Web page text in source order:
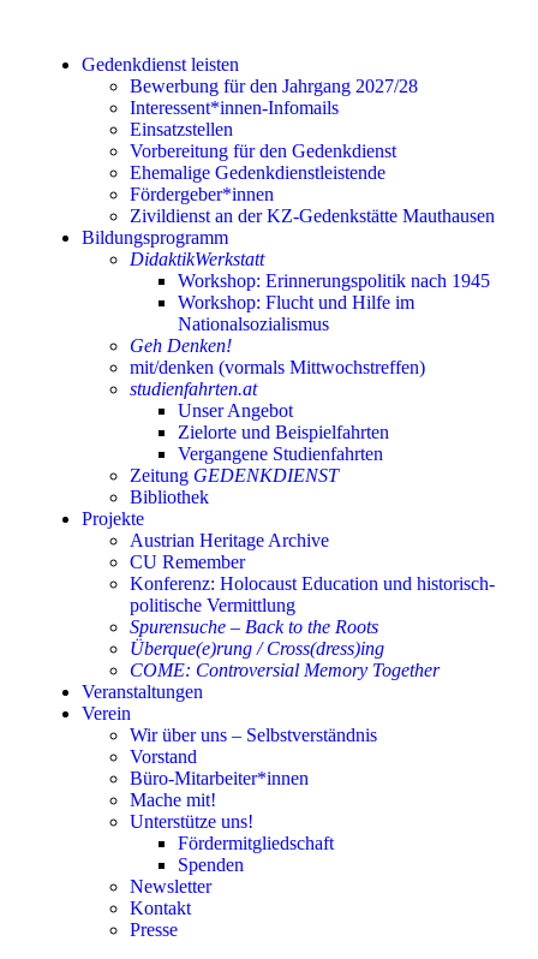
Gedenkdienst leisten
Bewerbung für den Jahrgang 2027/28
Interessent*innen-Infomails
Einsatzstellen
Vorbereitung für den Gedenkdienst
Ehemalige Gedenkdienstleistende
Fördergeber*innen
Zivildienst an der KZ-Gedenkstätte Mauthausen
Bildungsprogramm
DidaktikWerkstatt
Workshop: Erinnerungspolitik nach 1945
Workshop: Flucht und Hilfe im
Nationalsozialismus
Geh Denken!
mit/denken (vormals Mittwochstreffen)
studienfahrten.at
Unser Angebot
Zielorte und Beispielfahrten
Vergangene Studienfahrten
Zeitung GEDENKDIENST
Bibliothek
Projekte
Austrian Heritage Archive
CU Remember
Konferenz: Holocaust Education und historisch-
politische Vermittlung
Spurensuche – Back to the Roots
Überque(e)rung / Cross(dress)ing
COME: Controversial Memory Together
Veranstaltungen
Verein
Wir über uns – Selbstverständnis
Vorstand
Büro-Mitarbeiter*innen
Mache mit!
Unterstütze uns!
Fördermitgliedschaft
Spenden
Newsletter
Kontakt
Presse